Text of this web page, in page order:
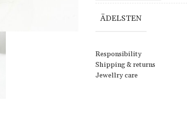
ÄDELSTEN
Responsibility
Shipping & returns
Jewellry care